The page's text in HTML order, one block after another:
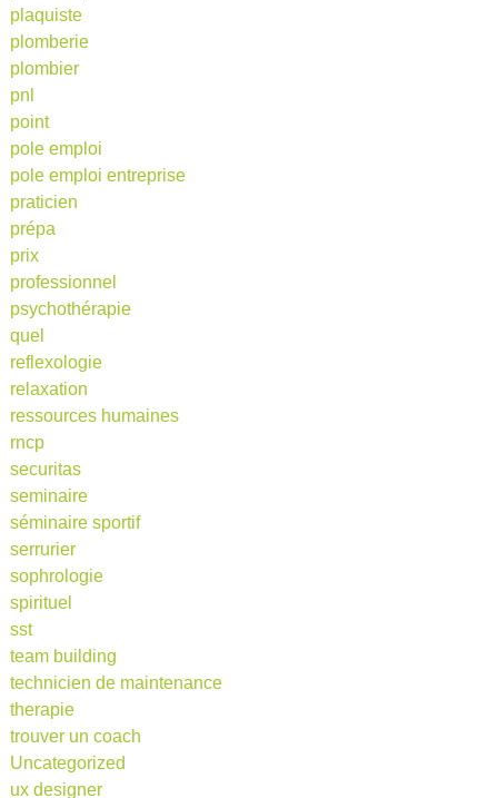
plaquiste
plomberie
plombier
pnl
point
pole emploi
pole emploi entreprise
praticien
prépa
prix
professionnel
psychothérapie
quel
reflexologie
relaxation
ressources humaines
rncp
securitas
seminaire
séminaire sportif
serrurier
sophrologie
spirituel
sst
team building
technicien de maintenance
therapie
trouver un coach
Uncategorized
ux designer